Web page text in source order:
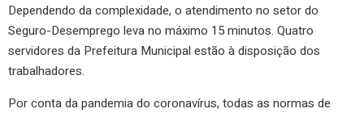
Dependendo da complexidade, o atendimento no setor do
Seguro-Desemprego leva no máximo 15 minutos. Quatro
servidores da Prefeitura Municipal estão à disposição dos
trabalhadores.
Por conta da pandemia do coronavírus, todas as normas de